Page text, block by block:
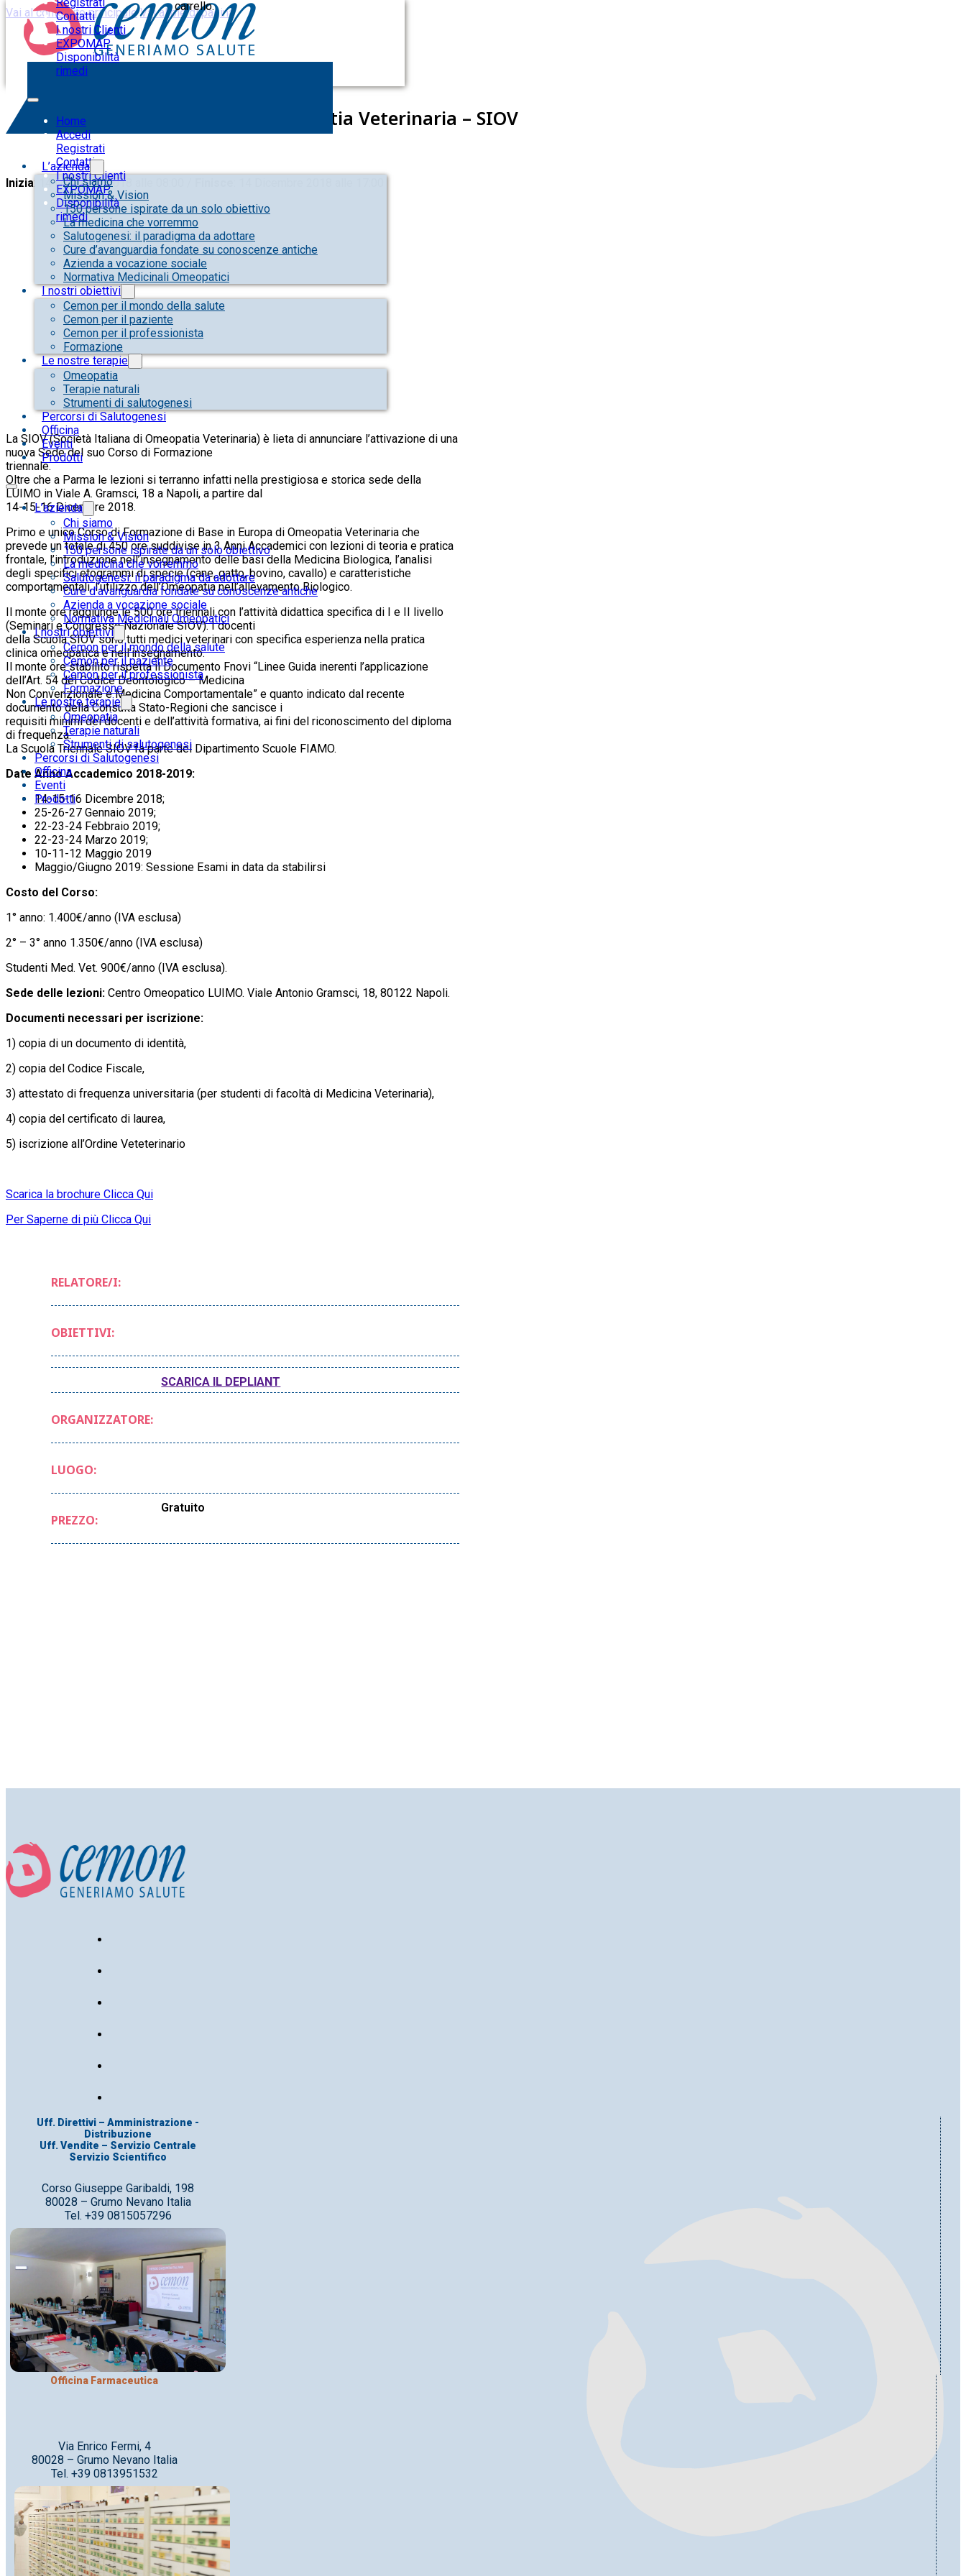
Vai al contenuto principale Vai al piè di pagina
Contatti
I nostri Clienti
EXPOMAP
Disponibilità
rimedi
Home
Accedi
Registrati
Contatti
I nostri Clienti
EXPOMAP
Disponibilità
rimedi
carrello.
L’azienda
Chi siamo
Mission & Vision
150 persone ispirate da un solo obiettivo
La medicina che vorremmo
Salutogenesi: il paradigma da adottare
Cure d’avanguardia fondate su conoscenze antiche
Azienda a vocazione sociale
Normativa Medicinali Omeopatici
I nostri obiettivi
Cemon per il mondo della salute
Cemon per il paziente
Cemon per il professionista
Formazione
Le nostre terapie
Omeopatia
Terapie naturali
Strumenti di salutogenesi
Percorsi di Salutogenesi
Officina
Eventi
Prodotti
L’azienda
Chi siamo
Mission & Vision
150 persone ispirate da un solo obiettivo
La medicina che vorremmo
Salutogenesi: il paradigma da adottare
Cure d’avanguardia fondate su conoscenze antiche
Azienda a vocazione sociale
Normativa Medicinali Omeopatici
I nostri obiettivi
Cemon per il mondo della salute
Cemon per il paziente
Cemon per il professionista
Formazione
Le nostre terapie
Omeopatia
Terapie naturali
Strumenti di salutogenesi
Percorsi di Salutogenesi
Officina
Eventi
Prodotti
NAPOLI – Corso Triennale di Omeopatia Veterinaria – SIOV
Inizia: 14 Dicembre 2018 alle 08:00 /
La SIOV (Società Italiana di Omeopatia Veterinaria) è lieta di annunciare l’attivazione di una
nuova Sede del suo Corso di Formazione
triennale.
Oltre che a Parma le lezioni si terranno infatti nella prestigiosa e storica sede della
LUIMO in Viale A. Gramsci, 18 a Napoli, a partire dal
14-15-16 Dicembre 2018.
Primo e unico Corso di Formazione di Base in Europa di Omeopatia Veterinaria che
prevede un totale di 450 ore suddivise in 3 Anni Accademici con lezioni di teoria e pratica
frontale, l’introduzione nell’insegnamento delle basi della Medicina Biologica, l’analisi
degli specifici etogrammi di specie (cane, gatto, bovino, cavallo) e caratteristiche
comportamentali, l’utilizzo dell’Omeopatia nell’allevamento Biologico.
Il monte ore raggiunge le 500 ore triennali con l’attività didattica specifica di I e II livello
(Seminari e Congresso Nazionale SIOV). I docenti
della Scuola SIOV sono tutti medici veterinari con specifica esperienza nella pratica
clinica omeopatica e nell’insegnamento.
Il monte ore stabilito rispetta il Documento Fnovi “Linee Guida inerenti l’applicazione
dell’Art. 54 del Codice Deontologico – Medicina
Non Convenzionale e Medicina Comportamentale” e quanto indicato dal recente
documento della Consulta Stato-Regioni che sancisce i
requisiti minimi dei docenti e dell’attività formativa, ai fini del riconoscimento del diploma
di frequenza.
La Scuola Triennale SIOV fa parte del Dipartimento Scuole FIAMO.
Date Anno Accademico 2018-2019:
14-15-16 Dicembre 2018;
25-26-27 Gennaio 2019;
22-23-24 Febbraio 2019;
22-23-24 Marzo 2019;
10-11-12 Maggio 2019
Maggio/Giugno 2019: Sessione Esami in data da stabilirsi
Costo del Corso:
1° anno: 1.400€/anno (IVA esclusa)
2° – 3° anno 1.350€/anno (IVA esclusa)
Studenti Med. Vet. 900€/anno (IVA esclusa).
Sede delle lezioni: Centro Omeopatico LUIMO. Viale Antonio Gramsci, 18, 80122 Napoli.
Documenti necessari per iscrizione:
1) copia di un documento di identità,
2) copia del Codice Fiscale,
3) attestato di frequenza universitaria (per studenti di facoltà di Medicina Veterinaria),
4) copia del certificato di laurea,
5) iscrizione all’Ordine Veteterinario
Scarica la brochure Clicca Qui
Per Saperne di più Clicca Qui
RELATORE/I:
OBIETTIVI:
SCARICA IL DEPLIANT
ORGANIZZATORE:
LUOGO:
PREZZO:
Gratuito
Uff. Direttivi – Amministrazione -
Distribuzione
Uff. Vendite – Servizio Centrale
Servizio Scientifico
Corso Giuseppe Garibaldi, 198
80028 – Grumo Nevano Italia
Tel. +39 0815057296
Officina Farmaceutica
Via Enrico Fermi, 4
80028 – Grumo Nevano Italia
Tel. +39 0813951532